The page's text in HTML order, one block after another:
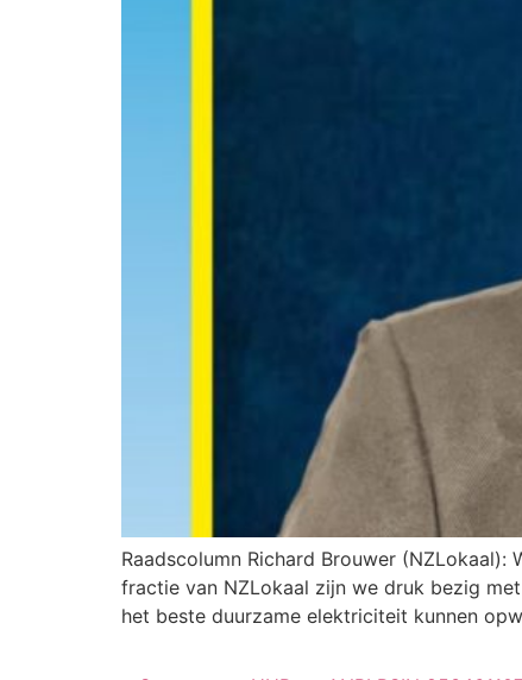
Raadscolumn Richard Brouwer
fractie van NZLokaal zijn we druk bezig
het beste duurzame elektriciteit kunnen